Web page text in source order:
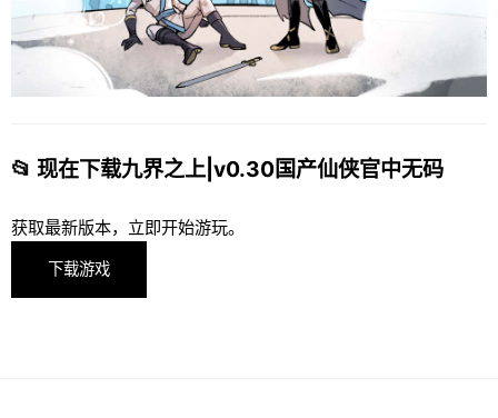
📂 现在下载九界之上|v0.30国产仙侠官中无码
获取最新版本，立即开始游玩。
下载游戏